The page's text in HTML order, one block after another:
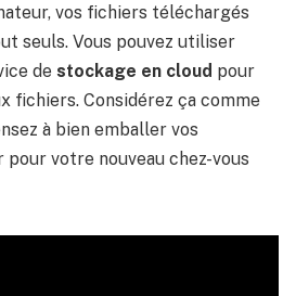
vos fichiers téléchargés
seuls. Vous pouvez utiliser
de stockage en cloud pour
fichiers. Considérez ça comme
à bien emballer vos
votre nouveau chez-vous